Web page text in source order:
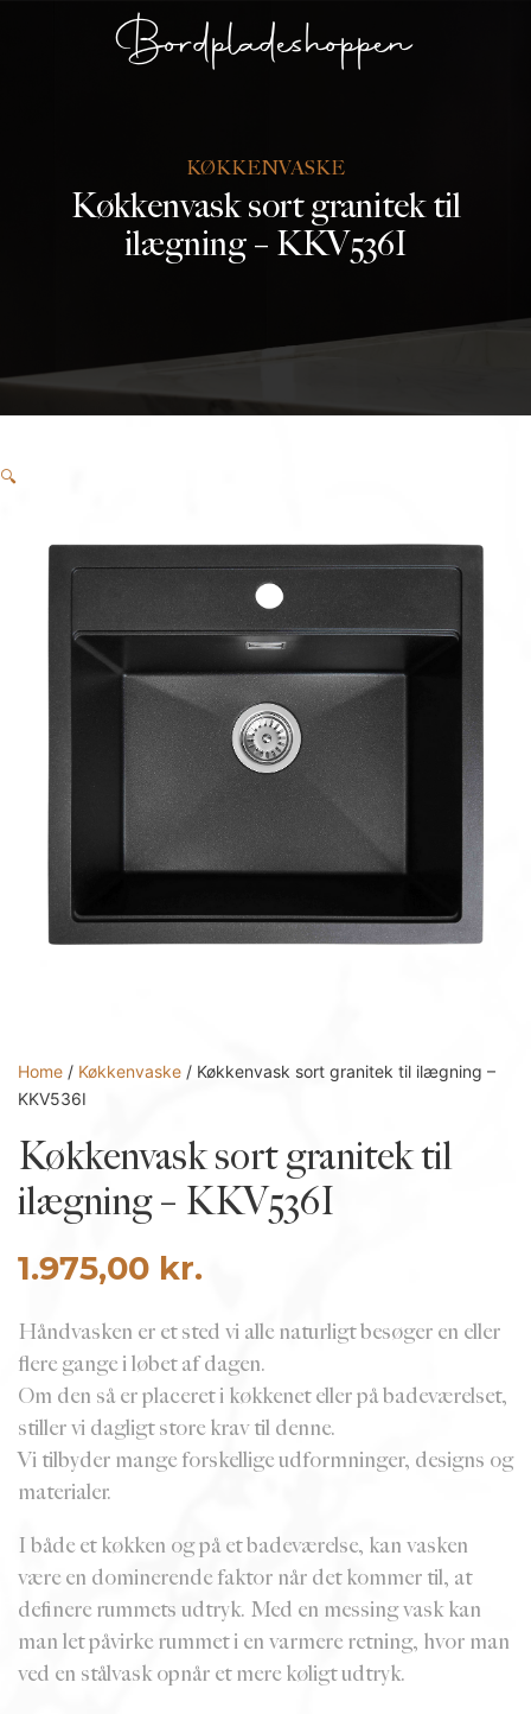
Bordpladeshoppen
KØKKENVASKE
Køkkenvask sort granitek til
ilægning – KKV536I
🔍
Home / Køkkenvaske / Køkkenvask sort granitek til ilægning –
KKV536I
Køkkenvask sort granitek til
ilægning – KKV536I
1.975,00 kr.
Håndvasken er et sted vi alle naturligt besøger en eller
flere gange i løbet af dagen.
Om den så er placeret i køkkenet eller på badeværelset,
stiller vi dagligt store krav til denne.
Vi tilbyder mange forskellige udformninger, designs og
materialer.
I både et køkken og på et badeværelse, kan vasken
være en dominerende faktor når det kommer til, at
definere rummets udtryk. Med en messing vask kan
man let påvirke rummet i en varmere retning, hvor man
ved en stålvask opnår et mere køligt udtryk.